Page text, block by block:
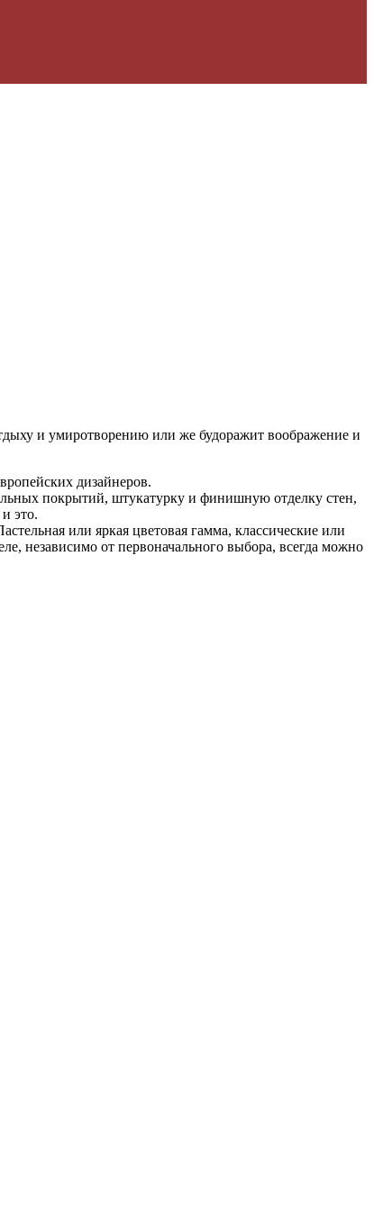
и умиротворению или же будоражит воображение и
дизайнеров.
покрытий, штукатурку и финишную отделку стен,
это.
или яркая цветовая гамма, классические или
независимо от первоначального выбора, всегда можно